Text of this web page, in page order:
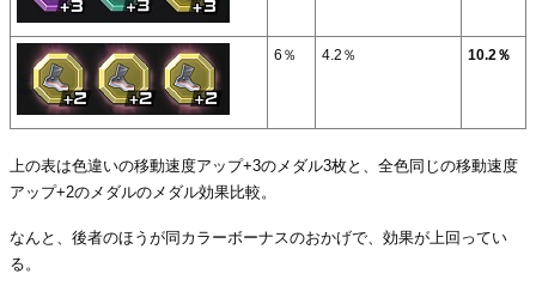
6％ 4.2％ 10.2％
上の表は色違いの移動速度アップ+3のメダル3枚と、全色同じの移動速度
アップ+2のメダルのメダル効果比較。
なんと、後者のほうが同カラーボーナスのおかげで、効果が上回ってい
る。